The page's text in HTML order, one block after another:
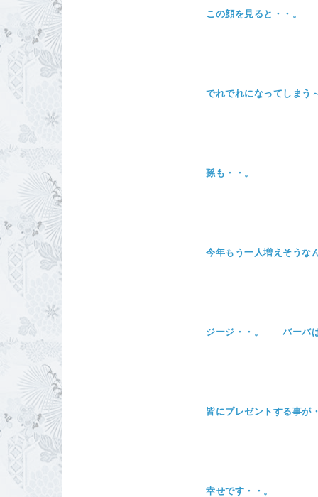
この顔を見ると・・。
でれでれになってしまう
孫も・・。
今年もう一人増えそうな
ジージ・・。 バーバ
皆にプレゼントする事が
幸せです・・。